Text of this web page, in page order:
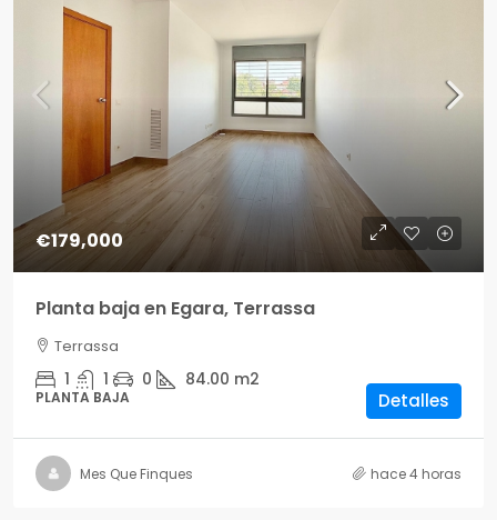
€179,000
Planta baja en Egara, Terrassa
Terrassa
1 1 0 84.00 m2
PLANTA BAJA Detalles
Mes Que Finques hace 4 horas